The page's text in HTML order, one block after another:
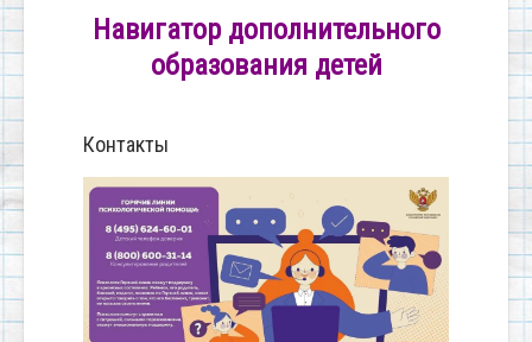
Навигатор дополнительного
образования детей
Контакты